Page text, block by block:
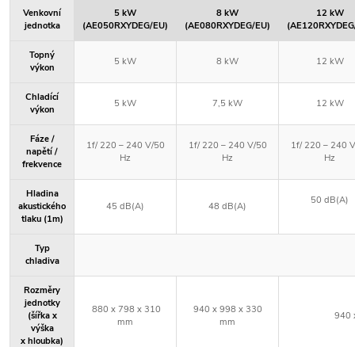
Venkovní
jednotka
5 kW
(AE050RXYDEG/EU)
8 kW
(AE080RXYDEG/EU)
12 kW
Topný
výkon
5 kW 8 kW 12 kW
Chladící
výkon
5 kW 7,5 kW 12 kW
Fáze /
napětí /
frekvence
1f/ 220 – 240 V/50
Hz
1f/ 220 – 240 V/50
Hz
1f/ 220 – 240
Hz
Hladina
akustického
tlaku (1m)
45 dB(A) 48 dB(A)
50 dB(A)
Typ
chladiva
Rozměry
jednotky
(šířka x
výška
x hloubka)
880 x 798 x 310
mm
940 x 998 x 330
mm
940